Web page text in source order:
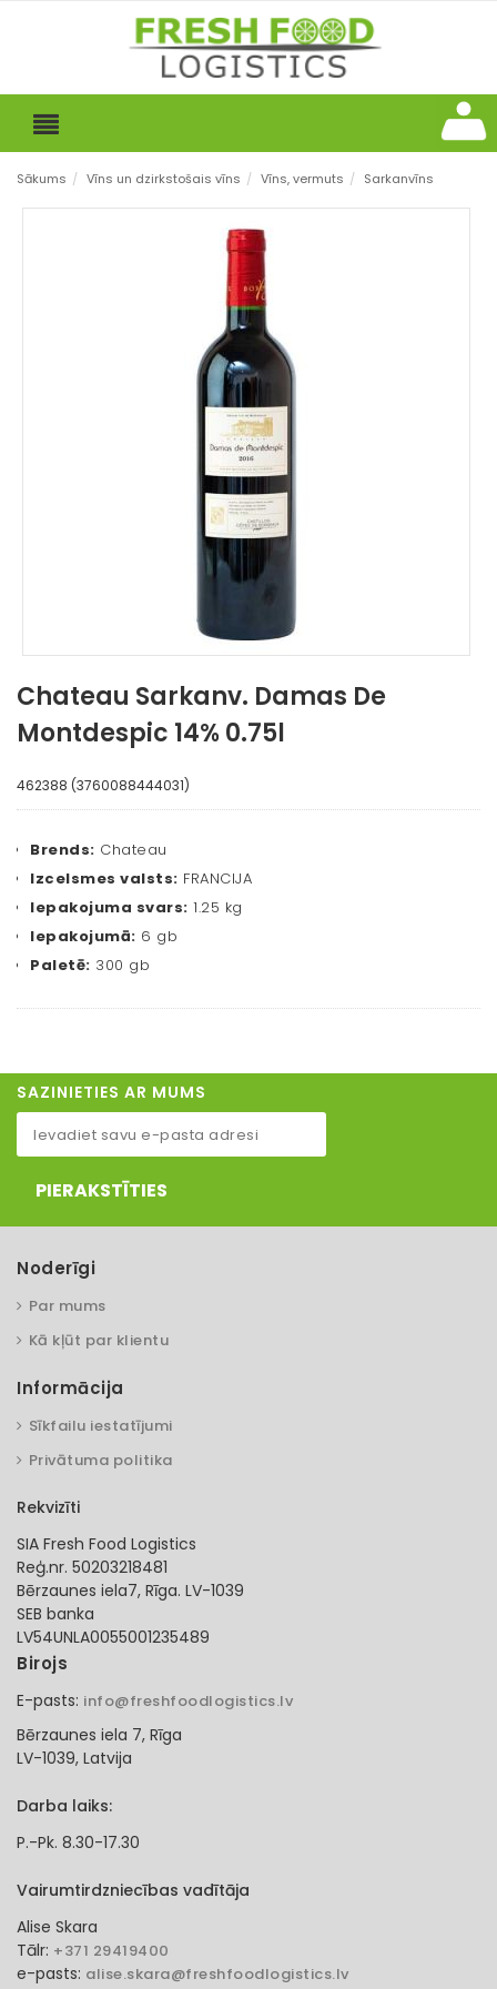
Sākums / Vīns un dzirkstošais vīns / Vīns, vermuts / Sarkanvīns
Chateau Sarkanv. Damas De
Montdespic 14% 0.75l
462388 (3760088444031)
Brends: Chateau
Izcelsmes valsts: FRANCIJA
Iepakojuma svars: 1.25 kg
Iepakojumā: 6 gb
Paletē: 300 gb
SAZINIETIES AR MUMS
PIERAKSTĪTIES
Noderīgi
Par mums
Kā kļūt par klientu
Informācija
Sīkfailu iestatījumi
Privātuma politika
Rekvizīti
SIA Fresh Food Logistics
Reģ.nr. 50203218481
Bērzaunes iela7, Rīga. LV-1039
SEB banka
LV54UNLA0055001235489
Birojs
E-pasts: info@freshfoodlogistics.lv
Bērzaunes iela 7, Rīga
LV-1039, Latvija
Darba laiks:
P.-Pk. 8.30-17.30
Vairumtirdzniecības vadītāja
Alise Skara
Tālr: +371 29419400
e-pasts: alise.skara@freshfoodlogistics.lv